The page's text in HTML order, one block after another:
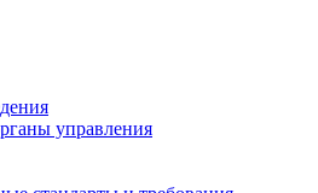
управления